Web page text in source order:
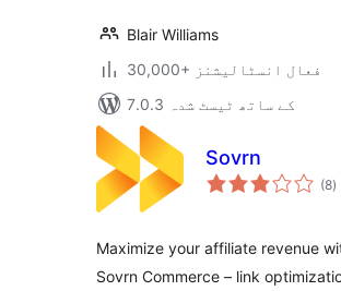
Blair Williams
30,000+ فعال انسٹالیشنز
7.0.3 کے ساتھ ٹیسٹ شدہ
Sovrn
(8)
Maximize your affiliate revenue
Sovrn Commerce – link